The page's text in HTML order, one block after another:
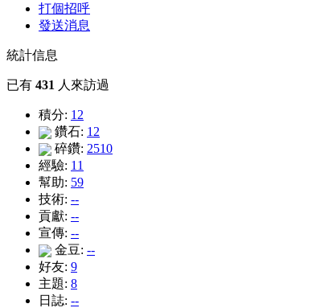
打個招呼
發送消息
統計信息
已有 431 人來訪過
積分: 12
鑽石: 12
碎鑽: 2510
經驗: 11
幫助: 59
技術: --
貢獻: --
宣傳: --
金豆: --
好友: 9
主題: 8
日誌: --